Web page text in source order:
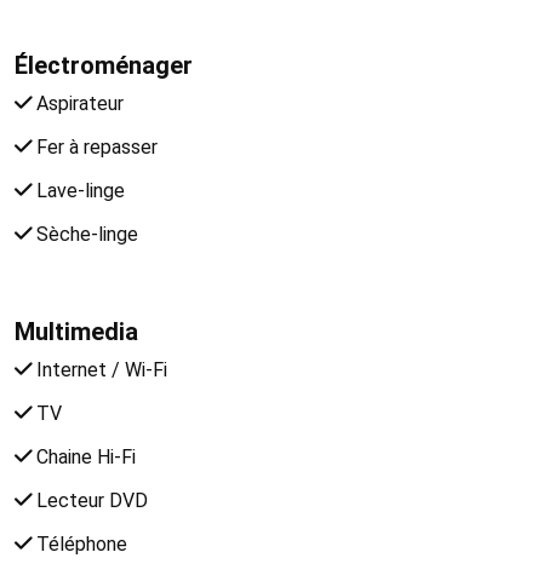
Électroménager
Aspirateur
Fer à repasser
Lave-linge
Sèche-linge
Multimedia
Internet / Wi-Fi
TV
Chaine Hi-Fi
Lecteur DVD
Téléphone